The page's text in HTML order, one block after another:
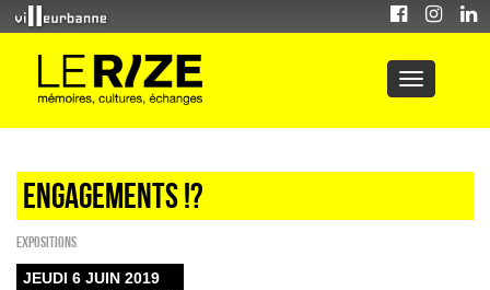
Engagements !?
EXPOSITIONS
JEUDI 6 JUIN 2019